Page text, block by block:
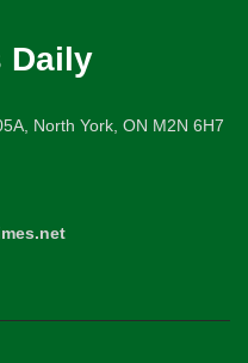
Daily
North York, ON M2N 6H7